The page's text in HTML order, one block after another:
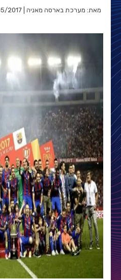
מאת: מערכת בארסה מאניה | 28/05/2017 | קטגוריה: